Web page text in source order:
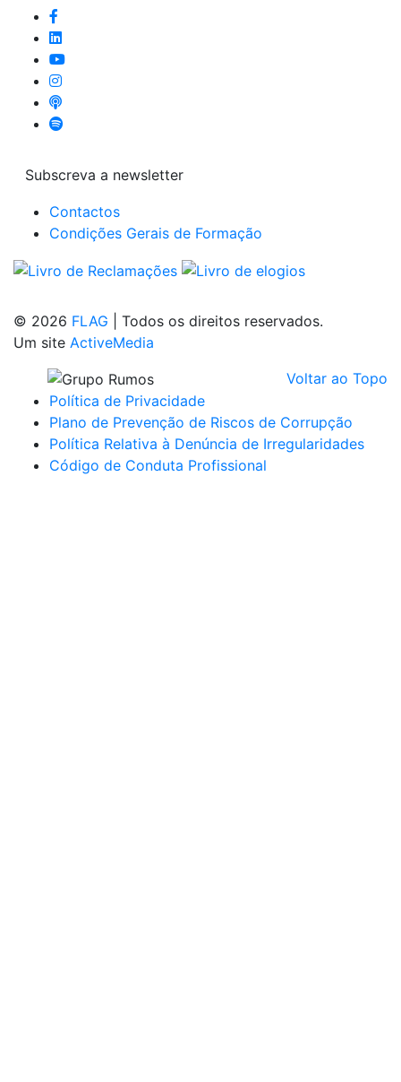
Subscreva a newsletter
Contactos
Condições Gerais de Formação
© 2026 FLAG
Todos os direitos reservados.
Um site ActiveMedia
Voltar ao Topo
Política de Privacidade
Plano de Prevenção de Riscos de Corrupção
Política Relativa à Denúncia de Irregularidades
Código de Conduta Profissional